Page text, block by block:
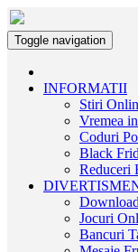
Toggle navigation
INFORMATII
Stiri
Vremea
Coduri
Black
Reduceri
Jocuri
Bancuri